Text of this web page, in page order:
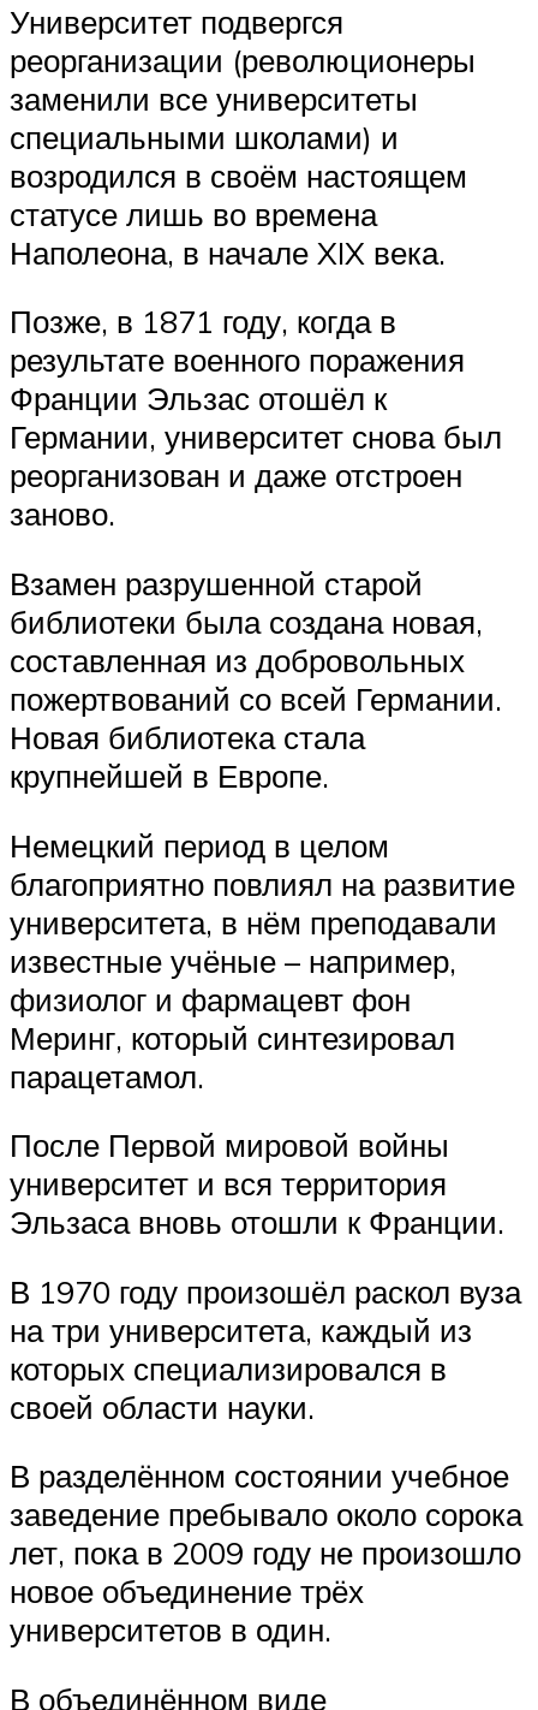
Университет подвергся
реорганизации (революционеры
заменили все университеты
специальными школами) и
возродился в своём настоящем
статусе лишь во времена
Наполеона, в начале XIX века.
Позже, в 1871 году, когда в
результате военного поражения
Франции Эльзас отошёл к
Германии, университет снова был
реорганизован и даже отстроен
заново.
Взамен разрушенной старой
библиотеки была создана новая,
составленная из добровольных
пожертвований со всей Германии.
Новая библиотека стала
крупнейшей в Европе.
Немецкий период в целом
благоприятно повлиял на развитие
университета, в нём преподавали
известные учёные – например,
физиолог и фармацевт фон
Меринг, который синтезировал
парацетамол.
После Первой мировой войны
университет и вся территория
Эльзаса вновь отошли к Франции.
В 1970 году произошёл раскол вуза
на три университета, каждый из
которых специализировался в
своей области науки.
В разделённом состоянии учебное
заведение пребывало около сорока
лет, пока в 2009 году не произошло
новое объединение трёх
университетов в один.
В объединённом виде